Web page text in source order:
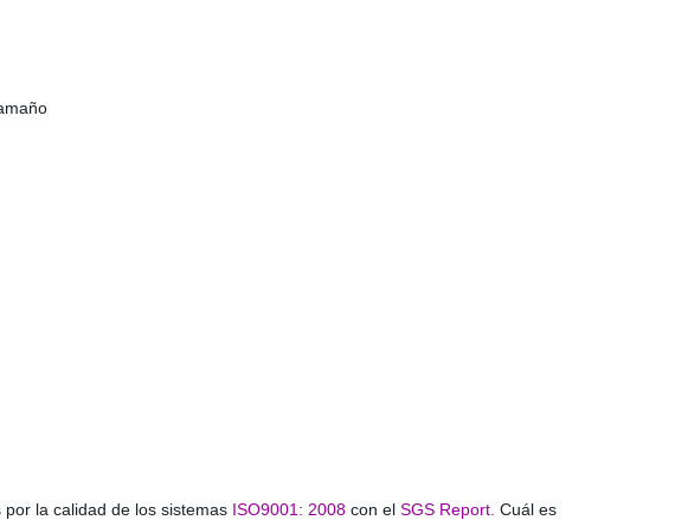
la calidad de los sistemas ISO9001: 2008 con el SGS Report. Cuál es